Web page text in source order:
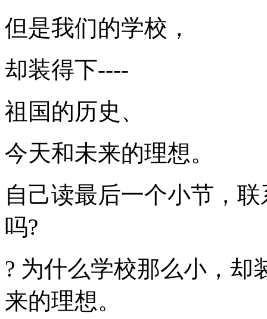
但是我们的学校，
却装得下----
祖国的历史、
今天和未来的理想。
自己读最后一个小节，
吗?
? 为什么学校那么小，却
来的理想。